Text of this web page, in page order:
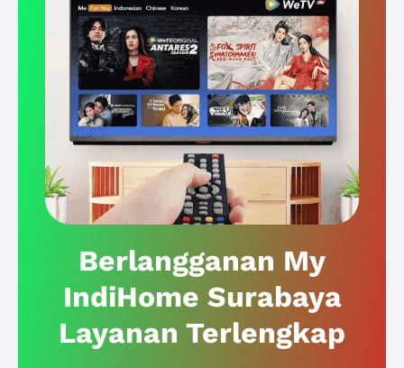
Berlangganan My
IndiHome Surabaya
Layanan Terlengkap